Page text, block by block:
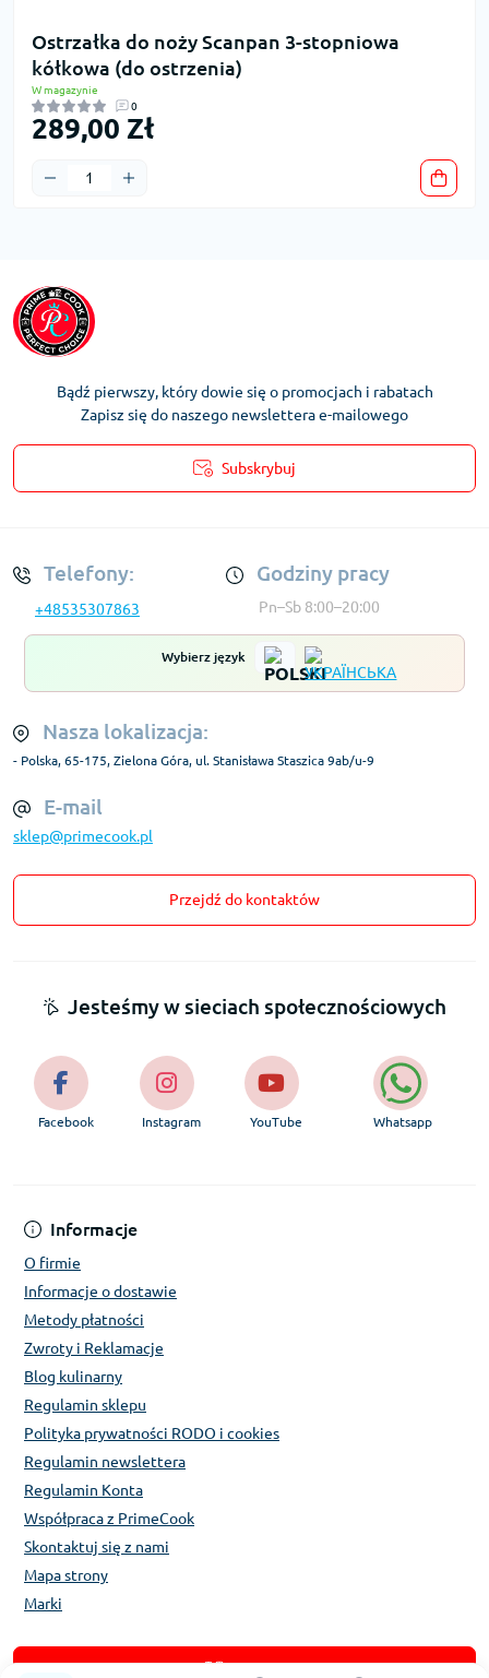
Ostrzałka do noży Scanpan 3-stopniowa
kółkowa (do ostrzenia)
W magazynie
0
289,00 Zł
Bądź pierwszy, który dowie się o promocjach i rabatach
Zapisz się do naszego newslettera e-mailowego
Subskrybuj
Telefony:
+48535307863
Godziny pracy
Pn–Sb 8:00–20:00
Wybierz język
Nasza lokalizacja:
- Polska, 65-175, Zielona Góra, ul. Stanisława Staszica 9ab/u-9
E-mail
sklep@primecook.pl
Przejdź do kontaktów
Informacje
O firmie
Informacje o dostawie
Metody płatności
Zwroty i Reklamacje
Blog kulinarny
Regulamin sklepu
Polityka prywatności RODO i cookies
Regulamin newslettera
Regulamin Konta
Współpraca z PrimeCook
Skontaktuj się z nami
Mapa strony
Marki
Jesteśmy w sieciach społecznościowych
Facebook Instagram YouTube Whatsapp